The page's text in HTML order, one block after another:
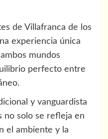
de Villafranca de los
experiencia única
mundos
perfecto entre
y vanguardista
no solo se refleja en
el ambiente y la